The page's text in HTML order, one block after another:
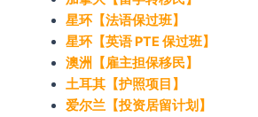
星环【法语保过班】
星环【英语 PTE 保过班】
澳洲【雇主担保移民】
土耳其【护照项目】
爱尔兰【投资居留计划】